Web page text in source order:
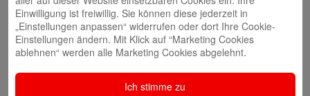
Einwilligung ist freiwillig. Sie können diese jederzeit in
„Einstellungen anpassen“ widerrufen oder dort Ihre Cookie-
Einstellungen ändern. Mit Klick auf “Marketing Cookies
ablehnen“ werden alle Marketing Cookies abgelehnt.
Ich stimme zu